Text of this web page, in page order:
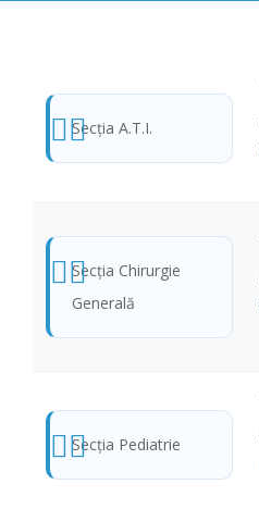
Secţia A.T.I.
Secţia Chirurgie
Generală
Secţia Pediatrie